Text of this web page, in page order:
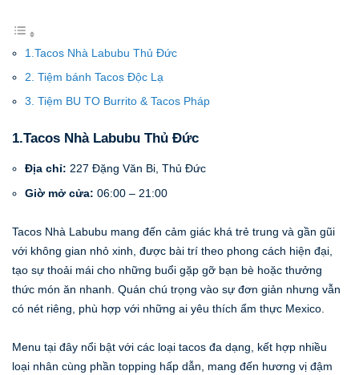
1.Tacos Nhà Labubu Thủ Đức
2. Tiệm bánh Tacos Độc Lạ
3. Tiệm BU TO Burrito & Tacos Pháp
1.Tacos Nhà Labubu Thủ Đức
Địa chỉ: 227 Đặng Văn Bi, Thủ Đức
Giờ mở cửa: 06:00 – 21:00
Tacos Nhà Labubu mang đến cảm giác khá trẻ trung và gần gũi
với không gian nhỏ xinh, được bài trí theo phong cách hiện đại,
tạo sự thoải mái cho những buổi gặp gỡ bạn bè hoặc thưởng
thức món ăn nhanh. Quán chú trọng vào sự đơn giản nhưng vẫn
có nét riêng, phù hợp với những ai yêu thích ẩm thực Mexico.
Menu tại đây nổi bật với các loại tacos đa dạng, kết hợp nhiều
loại nhân cùng phần topping hấp dẫn, mang đến hương vị đậm